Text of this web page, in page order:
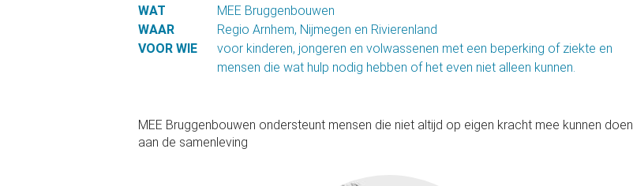
WAT
MEE Bruggenbouwen
WAAR
Regio Arnhem, Nijmegen en Rivierenland
VOOR WIE
voor kinderen, jongeren en volwassenen met een beperking of ziekte en
mensen die wat hulp nodig hebben of het even niet alleen kunnen.
MEE Bruggenbouwen ondersteunt mensen die niet altijd op eigen kracht mee kunnen doen
aan de samenleving